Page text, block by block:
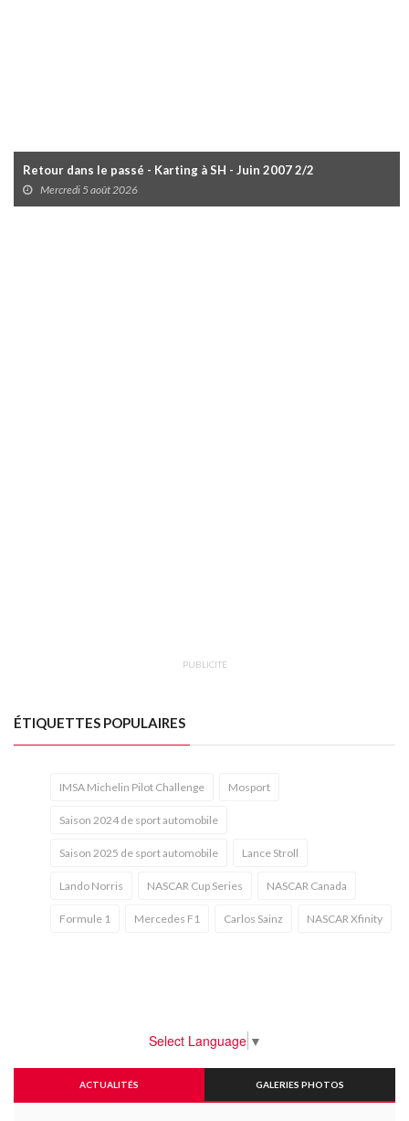
Retour dans le passé - Karting à SH - Juin 2007 2/2
Mercredi 5 août 2026
PUBLICITÉ
ÉTIQUETTES POPULAIRES
IMSA Michelin Pilot Challenge Mosport
Saison 2024 de sport automobile
Saison 2025 de sport automobile Lance Stroll
Lando Norris NASCAR Cup Series NASCAR Canada
Formule 1 Mercedes F1 Carlos Sainz NASCAR Xfinity
Select Language ▼
ACTUALITÉS GALERIES PHOTOS